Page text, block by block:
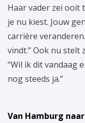
Haar vader zei ooit
je nu kiest. Jouw
carrière
vindt.” Ook nu stelt
“Wil ik dit vandaag
nog steeds ja.”
Van Hamburg